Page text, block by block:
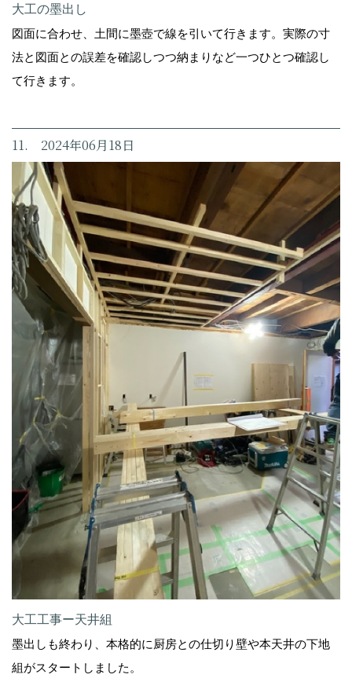
大工の墨出し
図面に合わせ、土間に墨壺で線を引いて行きます。実際の寸
法と図面との誤差を確認しつつ納まりなど一つひとつ確認し
て行きます。
11. 2024年06月18日
大工工事ー天井組
墨出しも終わり、本格的に厨房との仕切り壁や本天井の下地
組がスタートしました。